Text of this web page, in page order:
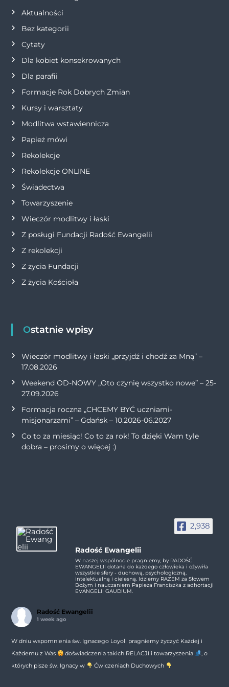
c
j
a
w
p
i
s
u
Aktualności
Bez kategorii
Cytaty
Dla kobiet konsekrowanych
Dla parafii
Formacje Rok Dobrych Zmian
Kursy i warsztaty
Modlitwa wstawiennicza
Papież mówi
Rekolekcje
Rekolekcje ONLINE
Świadectwa
Towarzyszenie
Wieczór modlitwy i łaski
Z posługi Fundacji Radość Ewangelii
Z rekolekcji
Z życia Fundacji
Z życia Kościoła
Ostatnie wpisy
Wieczór modlitwy i łaski „przyjdź i chodź za Mną” –
17.08.2026
Weekend OD-NOWY „Oto czynię wszystko nowe” – 25-
27.09.2026
Formacja roczna „CHCEMY BYĆ uczniami-
misjonarzami” – Gdańsk – 10.2026-06.2027
Co to za miesiąc! Co to za rok! To dzięki Wam tyle
dobra – prosimy o więcej :)
2,938
Radość Ewangelii
W naszej wspólnocie pragniemy, by RADOŚĆ
EWANGELII dotarła do każdego człowieka i ożywiła
wszystkie sfery - duchową, psychologiczną,
intelektualną i cielesną. Idziemy RAZEM za Słowem
Bożym i nauczaniem Papieża Franciszka z adhortacji
EVANGELII GAUDIUM.
Radość Ewangelii
1 week ago
W dniu wspomnienia św. Ignacego Loyoli pragniemy życzyć Każdej i
Każdemu z Was
doświadczenia takich RELACJI i towarzyszenia
, o
których pisze św. Ignacy w
Ćwiczeniach Duchowych